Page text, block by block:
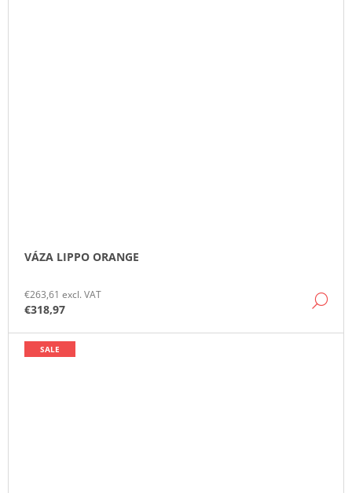
VÁZA LIPPO ORANGE
€263,61 excl. VAT
€318,97
SALE